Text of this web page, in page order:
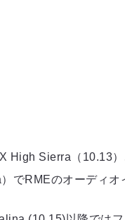
High Sierra（10.13
でRMEのオーディオ